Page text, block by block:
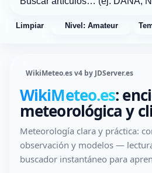
Limpiar Nivel: Amateur
WikiMeteo.es v4 by JDServer.es
WikiMeteo.es:
meteorológica y
Meteorología clara y práctica:
observación y modelos —
buscador instantáneo para